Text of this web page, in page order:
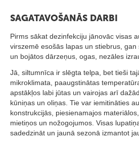
n
s
G
r
i
l
l
i
SAGATAVOŠANĀS DARBI
Pirms sākat dezinfekciju jānovāc visas
virszemē esošās lapas un stiebrus,
un bojātos dārzeņus, ogas, nezāles
Jā, siltumnīca ir slēgta telpa, bet tieši
mikroklimata, paaugstinātas
apstākļos labi jūtas un vairojas arī
kūniņas un oliņas. Tie var iemitināties
konstrukcijās, piesienamajos
mietiņos un nožogojumos. Visas
sadedzināt un jaunā sezonā izmantot